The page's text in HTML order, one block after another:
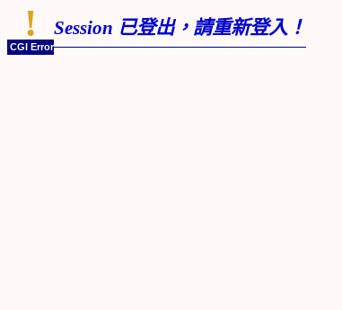
! Session 已登出，請重新登入！
CGI Error